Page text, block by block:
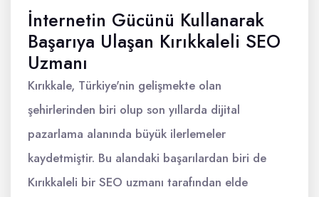
İnternetin Gücünü Kullanarak
Başarıya Ulaşan Kırıkkaleli SEO
Uzmanı
Kırıkkale, Türkiye'nin gelişmekte olan
şehirlerinden biri olup son yıllarda dijital
pazarlama alanında büyük ilerlemeler
kaydetmiştir. Bu alandaki başarılardan biri de
Kırıkkaleli bir SEO uzmanı tarafından elde